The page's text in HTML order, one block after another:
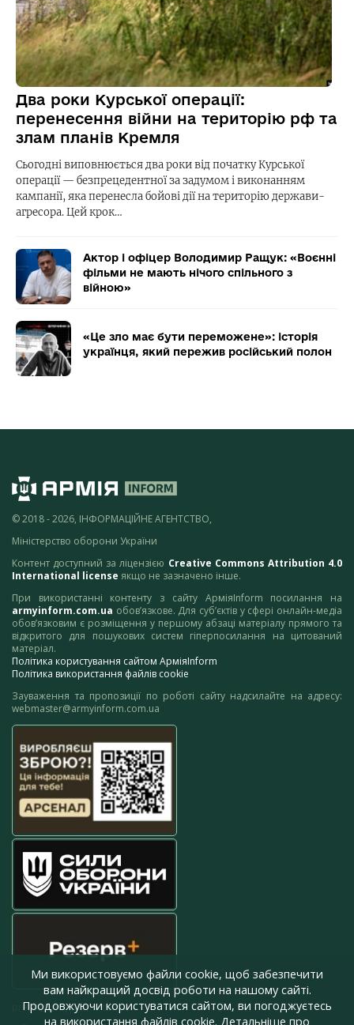
Два роки Курської операції:
перенесення війни на територію рф та
злам планів Кремля
Сьогодні виповнюється два роки від початку Курської
операції — безпрецедентної за задумом і виконанням
кампанії, яка перенесла бойові дії на територію держави-
агресора. Цей крок…
Актор і офіцер Володимир Ращук: «Воєнні
фільми не мають нічого спільного з
війною»
«Це зло має бути переможене»: історія
українця, який пережив російський полон
© 2018 - 2026, ІНФОРМАЦІЙНЕ АГЕНТСТВО,
Міністерство оборони України
Контент доступний за ліцензією Creative Commons Attribution 4.0
International license якщо не зазначено інше.
При використанні контенту з сайту АрміяInform посилання на
armyinform.com.ua обов’язкове. Для суб’єктів у сфері онлайн-медіа
обов’язковим є розміщення у першому абзаці матеріалу прямого та
відкритого для пошукових систем гіперпосилання на цитований
матеріал.
Політика користування сайтом АрміяInform
Політика використання файлів cookie
Зауваження та пропозиції по роботі сайту надсилайте на адресу:
webmaster@armyinform.com.ua
press@armyinform.com.ua
Ми використовуємо файли cookie, щоб забезпечити
вам найкращий досвід роботи на нашому сайті.
Продовжуючи користуватися сайтом, ви погоджуєтесь
на використання файлів cookie. Детальніше про